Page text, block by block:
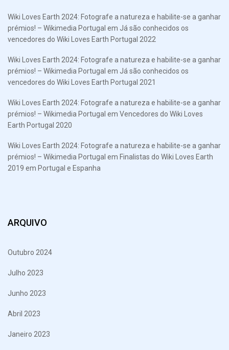
Wiki Loves Earth 2024: Fotografe a natureza e habilite-se a ganhar
prémios! – Wikimedia Portugal em Já são conhecidos os
vencedores do Wiki Loves Earth Portugal 2022
Wiki Loves Earth 2024: Fotografe a natureza e habilite-se a ganhar
prémios! – Wikimedia Portugal em Já são conhecidos os
vencedores do Wiki Loves Earth Portugal 2021
Wiki Loves Earth 2024: Fotografe a natureza e habilite-se a ganhar
prémios! – Wikimedia Portugal em Vencedores do Wiki Loves
Earth Portugal 2020
Wiki Loves Earth 2024: Fotografe a natureza e habilite-se a ganhar
prémios! – Wikimedia Portugal em Finalistas do Wiki Loves Earth
2019 em Portugal e Espanha
ARQUIVO
Outubro 2024
Julho 2023
Junho 2023
Abril 2023
Janeiro 2023